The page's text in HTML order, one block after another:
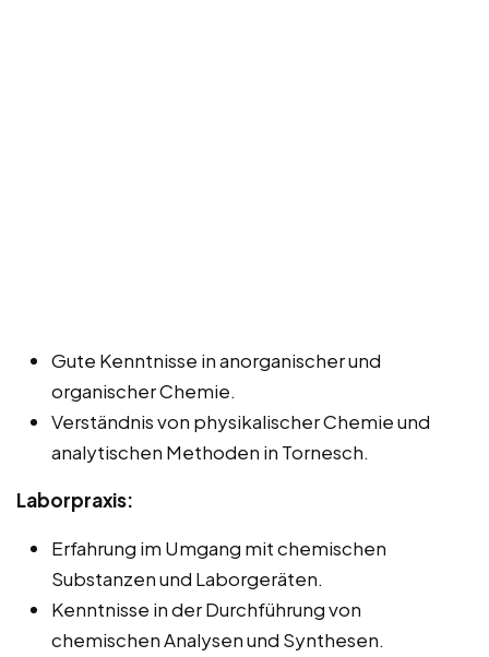
Gute Kenntnisse in anorganischer und
organischer Chemie.
Verständnis von physikalischer Chemie und
analytischen Methoden in Tornesch.
Laborpraxis:
Erfahrung im Umgang mit chemischen
Substanzen und Laborgeräten.
Kenntnisse in der Durchführung von
chemischen Analysen und Synthesen.